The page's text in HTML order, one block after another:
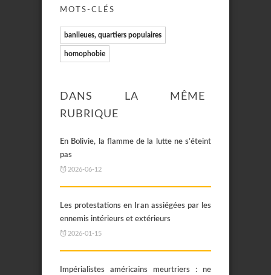
MOTS-CLÉS
banlieues, quartiers populaires
homophobie
DANS LA MÊME
RUBRIQUE
En Bolivie, la flamme de la lutte ne s’éteint
pas
2026-06-12
Les protestations en Iran assiégées par les
ennemis intérieurs et extérieurs
2026-01-15
Impérialistes américains meurtriers : ne